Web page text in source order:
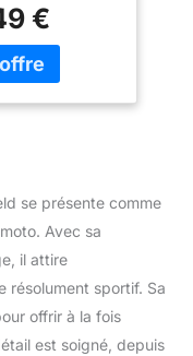
Grand teint
à la
Non doublé
€
se présente comme
Avec sa
il attire
résolument sportif. Sa
offrir à la fois
est soigné, depuis